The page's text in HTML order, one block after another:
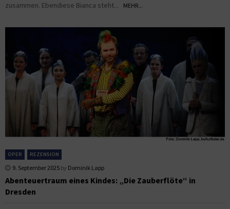
zusammen. Ebendiese Bianca steht...
MEHR...
OPER REZENSION
9. September 2025 by Dominik Lapp
Abenteuertraum eines Kindes: „Die Zauberflöte“ in
Dresden